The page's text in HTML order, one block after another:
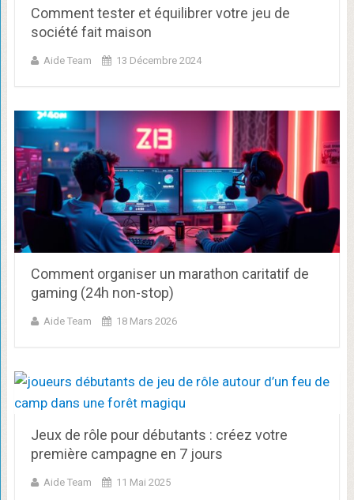
Comment tester et équilibrer votre jeu de
société fait maison
Aide Team 13 Décembre 2024
Comment organiser un marathon caritatif de
gaming (24h non-stop)
Aide Team 18 Mars 2026
Jeux de rôle pour débutants : créez votre
première campagne en 7 jours
Aide Team 11 Mai 2025